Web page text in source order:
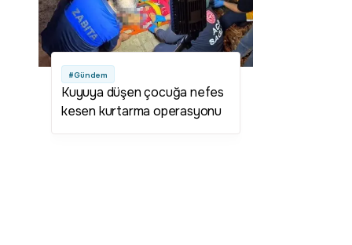
#Gündem
Kuyuya düşen çocuğa nefes
kesen kurtarma operasyonu